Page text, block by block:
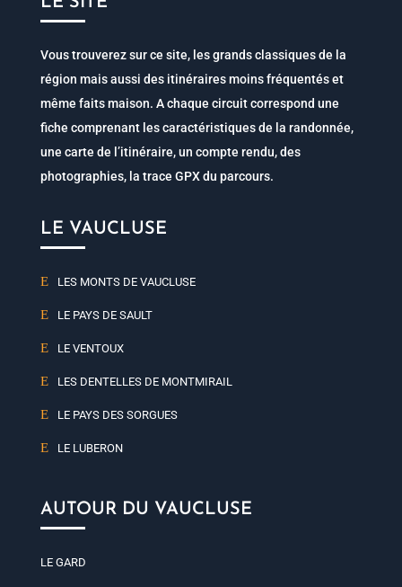
Vous trouverez sur ce site, les grands classiques de la
région mais aussi des itinéraires moins fréquentés et
même faits maison. A chaque circuit correspond une
fiche comprenant les caractéristiques de la randonnée,
une carte de l’itinéraire, un compte rendu, des
photographies, la trace GPX du parcours.
LE VAUCLUSE
LES MONTS DE VAUCLUSE
LE PAYS DE SAULT
LE VENTOUX
LES DENTELLES DE MONTMIRAIL
LE PAYS DES SORGUES
LE LUBERON
AUTOUR DU VAUCLUSE
LE GARD